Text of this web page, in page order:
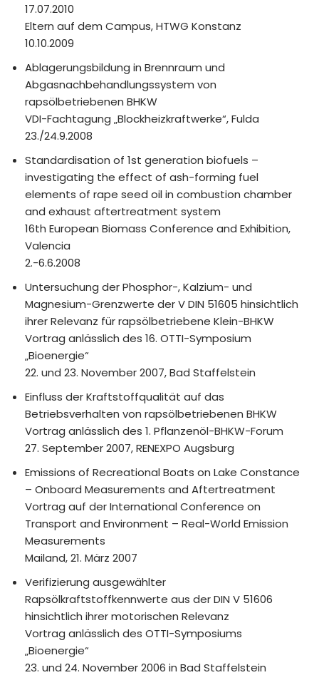
17.07.2010
Eltern auf dem Campus, HTWG Konstanz
10.10.2009
Ablagerungsbildung in Brennraum und
Abgasnachbehandlungssystem von
rapsölbetriebenen BHKW
VDI-Fachtagung „Blockheizkraftwerke“, Fulda
23./24.9.2008
Standardisation of 1st generation biofuels –
investigating the effect of ash-forming fuel
elements of rape seed oil in combustion chamber
and exhaust aftertreatment system
16th European Biomass Conference and Exhibition,
Valencia
2.-6.6.2008
Untersuchung der Phosphor-, Kalzium- und
Magnesium-Grenzwerte der V DIN 51605 hinsichtlich
ihrer Relevanz für rapsölbetriebene Klein-BHKW
Vortrag anlässlich des 16. OTTI-Symposium
„Bioenergie“
22. und 23. November 2007, Bad Staffelstein
Einfluss der Kraftstoffqualität auf das
Betriebsverhalten von rapsölbetriebenen BHKW
Vortrag anlässlich des 1. Pflanzenöl-BHKW-Forum
27. September 2007, RENEXPO Augsburg
Emissions of Recreational Boats on Lake Constance
– Onboard Measurements and Aftertreatment
Vortrag auf der International Conference on
Transport and Environment – Real-World Emission
Measurements
Mailand, 21. März 2007
Verifizierung ausgewählter
Rapsölkraftstoffkennwerte aus der DIN V 51606
hinsichtlich ihrer motorischen Relevanz
Vortrag anlässlich des OTTI-Symposiums
„Bioenergie“
23. und 24. November 2006 in Bad Staffelstein